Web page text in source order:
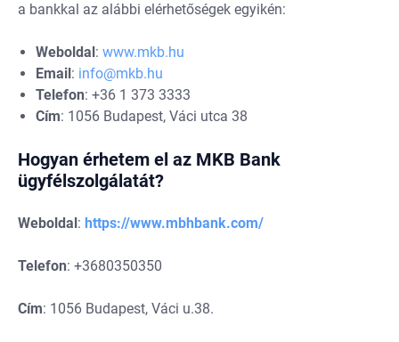
a bankkal az alábbi elérhetőségek egyikén:
Weboldal: www.mkb.hu
Email: info@mkb.hu
Telefon: +36 1 373 3333
Cím: 1056 Budapest, Váci utca 38
Hogyan érhetem el az MKB Bank
ügyfélszolgálatát?
Weboldal: https://www.mbhbank.com/
Telefon: +3680350350
Cím: 1056 Budapest, Váci u.38.